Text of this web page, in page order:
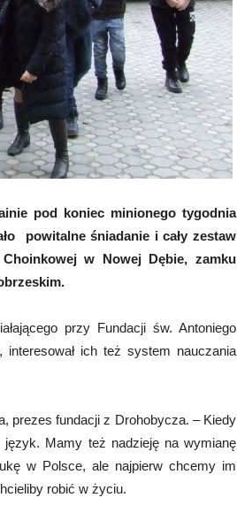
pod koniec minionego tygodnia
powitalne śniadanie i cały zestaw
w Nowej Dębie, zamku
przy Fundacji św. Antoniego
ich też system nauczania
prezes fundacji z Drohobycza. – Kiedy
Mamy też nadzieję na wymianę
w Polsce, ale najpierw chcemy im
robić w życiu.